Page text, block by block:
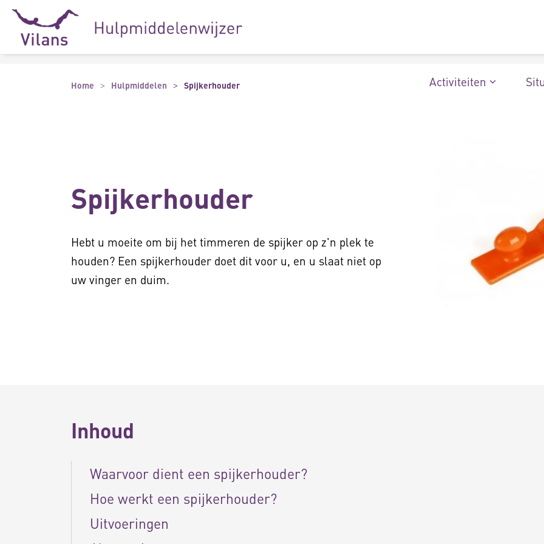
Naar hoofdinhoud
Naar footer
Activiteiten
Home Hulpmiddelen Spijkerhouder
Spijkerhouder
Hebt u moeite om bij het timmeren de spijker op z'n plek te
houden? Een spijkerhouder doet dit voor u, en u slaat niet op
uw vinger en duim.
Inhoud
Waarvoor dient een spijkerhouder?
Hoe werkt een spijkerhouder?
Uitvoeringen